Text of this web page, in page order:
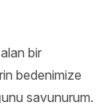
bir
bedenimize
savunurum.